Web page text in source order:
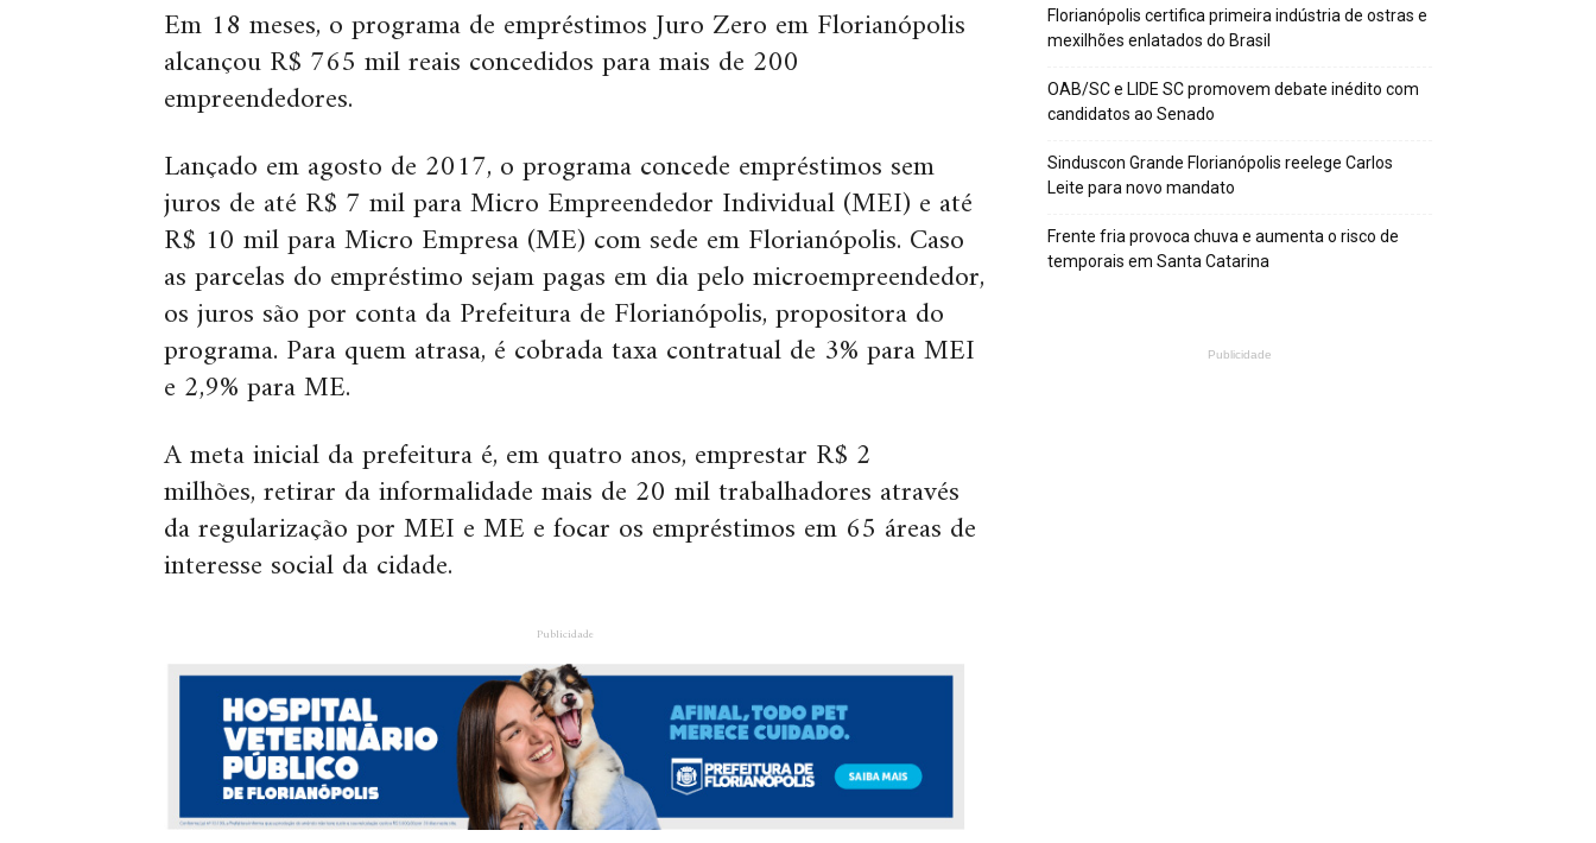
Em 18 meses, o programa de empréstimos Juro Zero em Florianópolis
alcançou R$ 765 mil reais concedidos para mais de 200
empreendedores.
Lançado em agosto de 2017, o programa concede empréstimos sem
juros de até R$ 7 mil para Micro Empreendedor Individual (MEI) e até
R$ 10 mil para Micro Empresa (ME) com sede em Florianópolis. Caso
as parcelas do empréstimo sejam pagas em dia pelo microempreendedor,
os juros são por conta da Prefeitura de Florianópolis, propositora do
programa. Para quem atrasa, é cobrada taxa contratual de 3% para MEI
e 2,9% para ME.
A meta inicial da prefeitura é, em quatro anos, emprestar R$ 2
milhões, retirar da informalidade mais de 20 mil trabalhadores através
da regularização por MEI e ME e focar os empréstimos em 65 áreas de
interesse social da cidade.
Publicidade
Florianópolis certifica primeira indústria de ostras e
mexilhões enlatados do Brasil
OAB/SC e LIDE SC promovem debate inédito com
candidatos ao Senado
Sinduscon Grande Florianópolis reelege Carlos
Leite para novo mandato
Frente fria provoca chuva e aumenta o risco de
temporais em Santa Catarina
Publicidade